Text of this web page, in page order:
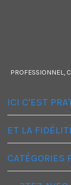
PROFESSIONNEL,
ICI C'EST
ET LA
CATÉGORIES